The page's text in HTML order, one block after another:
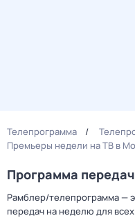
Телепрограмма
Премьеры недели на ТВ в
Программа
Рамблер/телепрограмма —
передач на неделю для